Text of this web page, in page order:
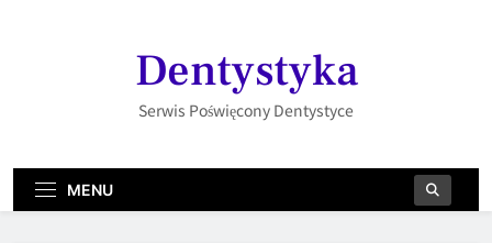
Dentystyka
Serwis Poświęcony Dentystyce
MENU